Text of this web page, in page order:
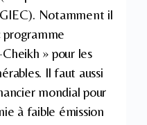
Notamment il
» pour les
Il faut aussi
mondial pour
à faible émission